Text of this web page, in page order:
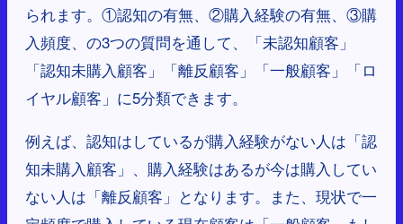
られます。①認知の有無、②購入経験の有無、③購
入頻度、の3つの質問を通して、「未認知顧客」
「認知未購入顧客」「離反顧客」「一般顧客」「ロ
イヤル顧客」に5分類できます。
例えば、認知はしているが購入経験がない人は「認
知未購入顧客」、購入経験はあるが今は購入してい
ない人は「離反顧客」となります。また、現状で一